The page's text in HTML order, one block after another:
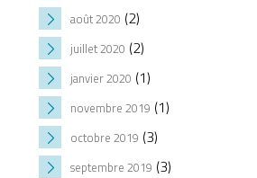
août 2020 (2)
juillet 2020 (2)
janvier 2020 (1)
novembre 2019 (1)
octobre 2019 (3)
septembre 2019 (3)